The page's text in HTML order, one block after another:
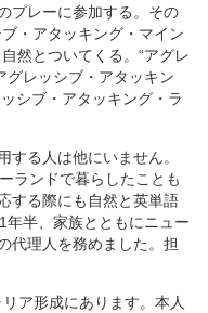
プレーに参加する。その
・アタッキング・マイン
然とついてくる。“アグレ
グレッシブ・アタッキン
シブ・アタッキング・ラ
る人は他にいません。
ランドで暮らしたことも
する際にも自然と英単語
半、家族とともにニュー
代理人を務めました。担
ア形成にあります。本人